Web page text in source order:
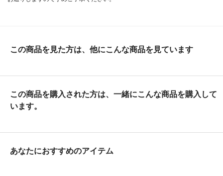
この商品を見た方は、他にこんな商品を見ています
この商品を購入された方は、一緒にこんな商品を購入して
います。
あなたにおすすめのアイテム